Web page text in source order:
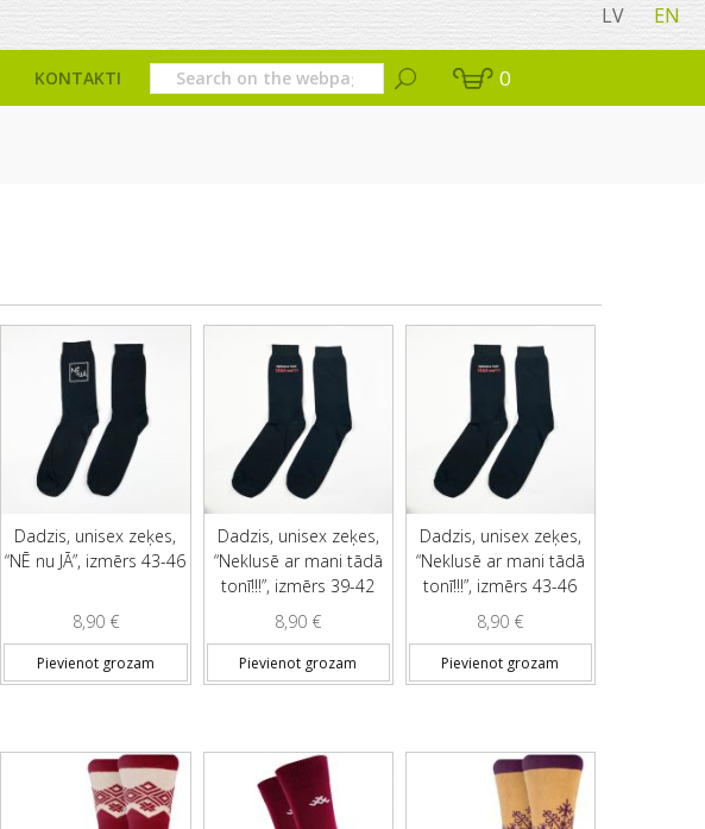
LV EN
KONTAKTI 0
Dadzis, unisex zeķes,
“NĒ nu JĀ”, izmērs 43-46
8,90 €
Pievienot grozam
Dadzis, unisex zeķes,
“Neklusē ar mani tādā
tonī!!!”, izmērs 39-42
8,90 €
Pievienot grozam
Dadzis, unisex zeķes,
“Neklusē ar mani tādā
tonī!!!”, izmērs 43-46
8,90 €
Pievienot grozam